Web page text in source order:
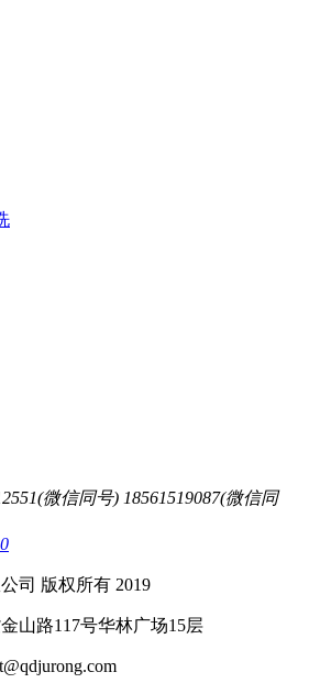
微信同号) 18561519087(微信同
司 版权所有 2019
山路117号华林广场15层